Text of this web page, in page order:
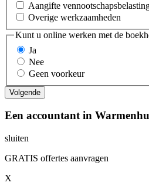
Aangifte
Overige werkzaamheden
Kunt u online werken met de
Ja
Nee
Geen voorkeur
Een accountant in
sluiten
GRATIS offertes aanvragen
X